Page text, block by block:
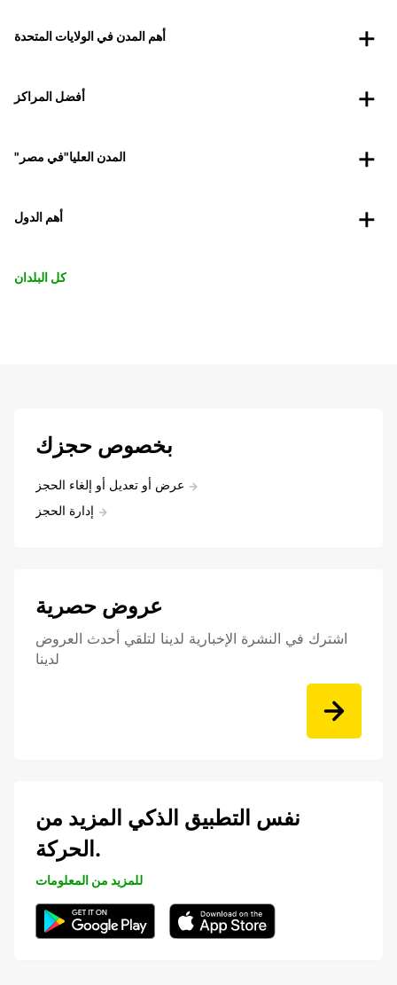
أهم المدن في الولايات المتحدة
أفضل المراكز
"المدن العليا"في مصر
أهم الدول
كل البلدان
بخصوص حجزك
عرض أو تعديل أو إلغاء الحجز
إدارة الحجز
عروض حصرية
اشترك في النشرة الإخبارية لدينا لتلقي أحدث العروض
لدينا
نفس التطبيق الذكي المزيد من
الحركة.
للمزيد من المعلومات